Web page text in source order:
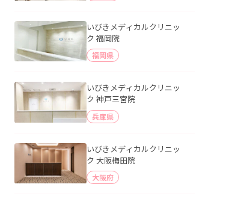
いびきメディカルクリニッ
ク 福岡院
福岡県
いびきメディカルクリニッ
ク 神戸三宮院
兵庫県
いびきメディカルクリニッ
ク 大阪梅田院
大阪府